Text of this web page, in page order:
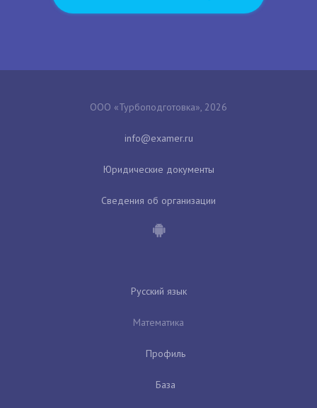
ООО «Турбоподготовка», 2026
Юридические документы
Сведения об организации
Русский язык
Математика
Профиль
База